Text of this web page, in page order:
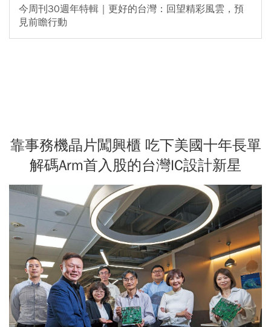
今周刊30週年特輯｜更好的台灣：回望精彩風雲，預
見前瞻行動
靠事務機晶片闖興櫃 吃下美國十年長單
解碼Arm首入股的台灣IC設計新星